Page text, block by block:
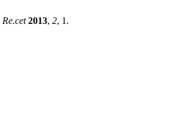
Re.cet 2013, 2, 1.